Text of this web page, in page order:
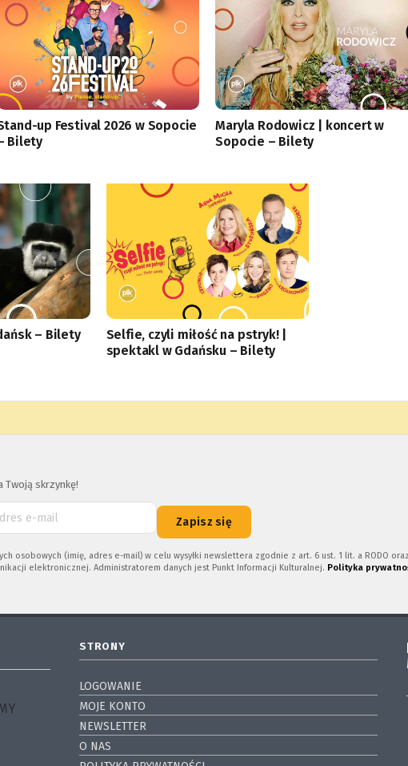
up Festival 2026 w Sopocie
Bilety
Maryla Rodowicz | koncert w
Sopocie – Bilety
– Bilety
Selfie, czyli miłość na pstryk! |
spektakl w Gdańsku – Bilety
skrzynkę!
Zapisz się
osobowych (imię, adres e-mail) w celu wysyłki newslettera zgodnie z art. 6 ust. 1 lit. a RODO
elektronicznej. Administratorem danych jest Punkt Informacji Kulturalnej. Polityka
STRONY
LOGOWANIE
MOJE KONTO
NEWSLETTER
O NAS